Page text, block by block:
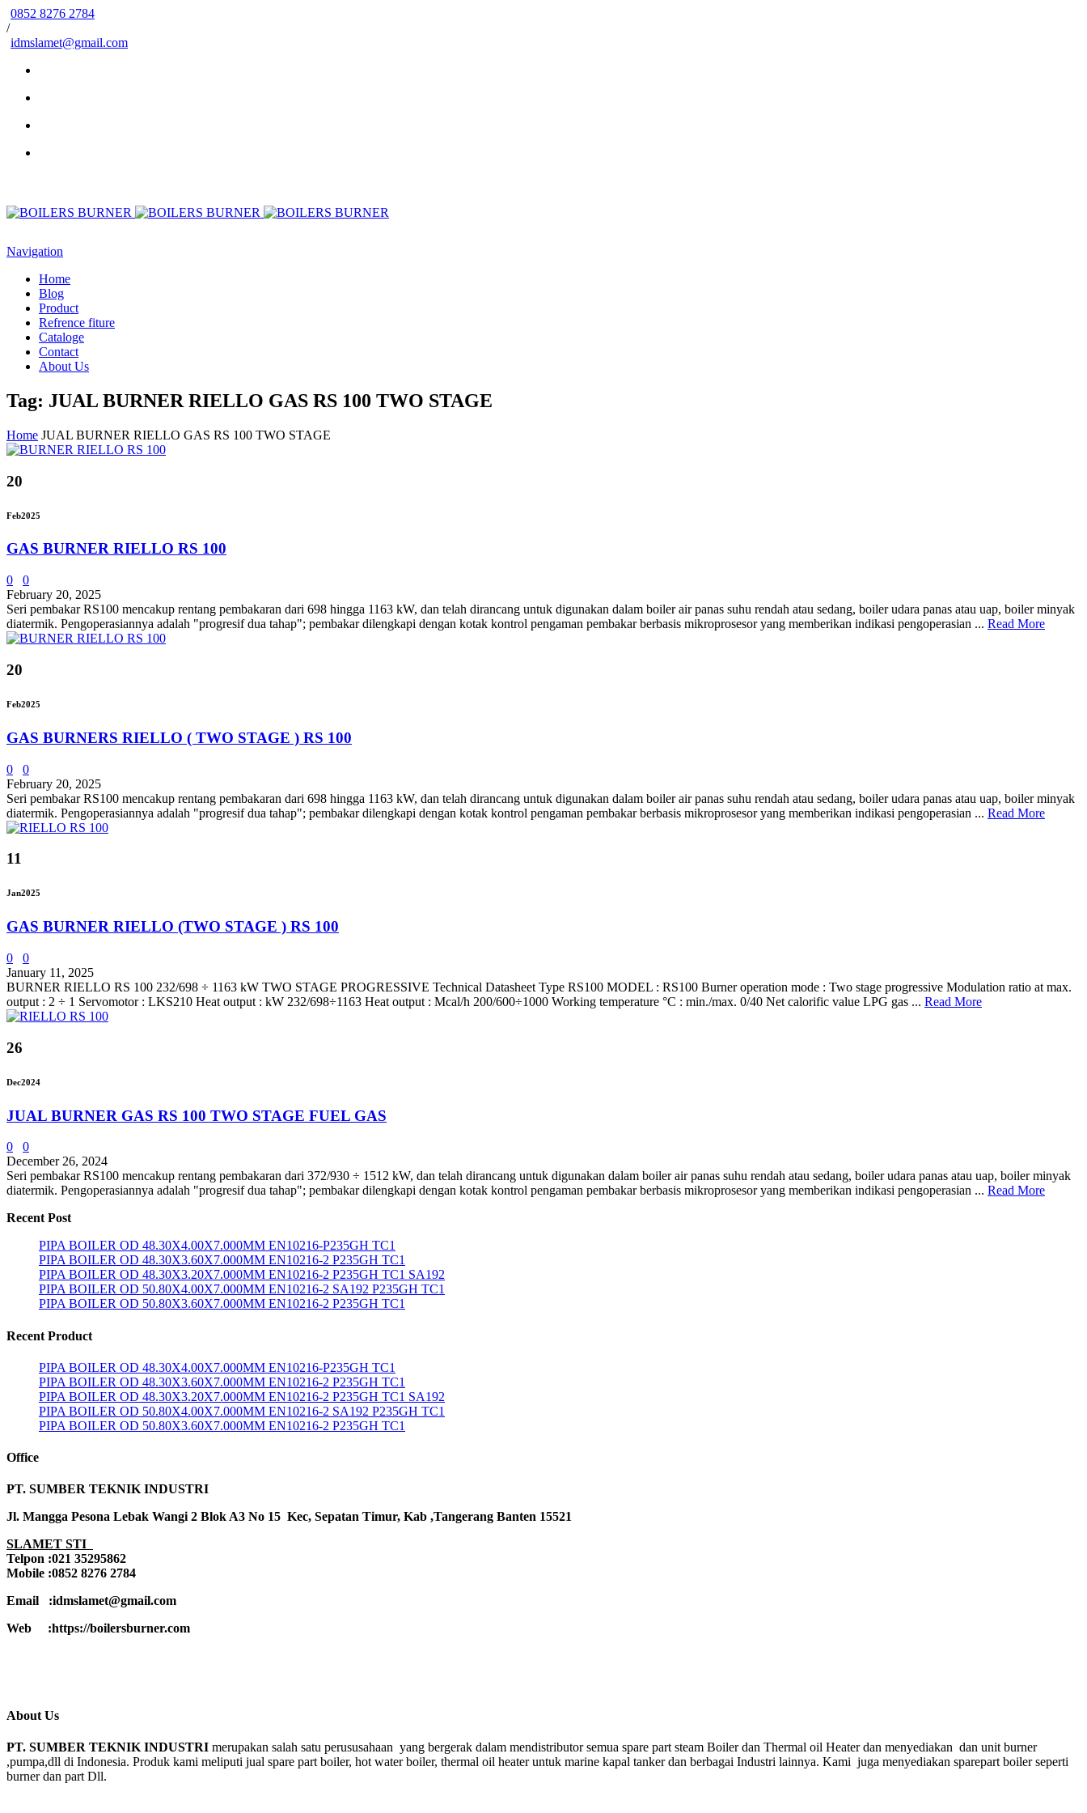
0852 8276 2784
/
idmslamet@gmail.com
Navigation
Home
Blog
Product
Refrence fiture
Cataloge
Contact
About Us
Tag: JUAL BURNER RIELLO GAS RS 100 TWO STAGE
Home JUAL BURNER RIELLO GAS RS 100 TWO STAGE
20
Feb2025
GAS BURNER RIELLO RS 100
0
0
February 20, 2025
Seri pembakar RS100 mencakup rentang pembakaran dari 698 hingga 1163 kW, dan telah dirancang untuk digunakan dalam boiler air panas suhu rendah atau sedang, boiler udara panas atau uap, boiler minyak
diatermik. Pengoperasiannya adalah "progresif dua tahap"; pembakar dilengkapi dengan kotak kontrol pengaman pembakar berbasis mikroprosesor yang memberikan indikasi pengoperasian ... Read More
20
Feb2025
GAS BURNERS RIELLO ( TWO STAGE ) RS 100
0
0
February 20, 2025
Seri pembakar RS100 mencakup rentang pembakaran dari 698 hingga 1163 kW, dan telah dirancang untuk digunakan dalam boiler air panas suhu rendah atau sedang, boiler udara panas atau uap, boiler minyak
diatermik. Pengoperasiannya adalah "progresif dua tahap"; pembakar dilengkapi dengan kotak kontrol pengaman pembakar berbasis mikroprosesor yang memberikan indikasi pengoperasian ... Read More
11
Jan2025
GAS BURNER RIELLO (TWO STAGE ) RS 100
0
0
January 11, 2025
BURNER RIELLO RS 100 232/698 ÷ 1163 kW TWO STAGE PROGRESSIVE Technical Datasheet Type RS100 MODEL : RS100 Burner operation mode : Two stage progressive Modulation ratio at max.
output : 2 ÷ 1 Servomotor : LKS210 Heat output : kW 232/698÷1163 Heat output : Mcal/h 200/600÷1000 Working temperature °C : min./max. 0/40 Net calorific value LPG gas ... Read More
26
Dec2024
JUAL BURNER GAS RS 100 TWO STAGE FUEL GAS
0
0
December 26, 2024
Seri pembakar RS100 mencakup rentang pembakaran dari 372/930 ÷ 1512 kW, dan telah dirancang untuk digunakan dalam boiler air panas suhu rendah atau sedang, boiler udara panas atau uap, boiler minyak
diatermik. Pengoperasiannya adalah "progresif dua tahap"; pembakar dilengkapi dengan kotak kontrol pengaman pembakar berbasis mikroprosesor yang memberikan indikasi pengoperasian ... Read More
Recent Post
PIPA BOILER OD 48.30X4.00X7.000MM EN10216-P235GH TC1
PIPA BOILER OD 48.30X3.60X7.000MM EN10216-2 P235GH TC1
PIPA BOILER OD 48.30X3.20X7.000MM EN10216-2 P235GH TC1 SA192
PIPA BOILER OD 50.80X4.00X7.000MM EN10216-2 SA192 P235GH TC1
PIPA BOILER OD 50.80X3.60X7.000MM EN10216-2 P235GH TC1
Recent Product
PIPA BOILER OD 48.30X4.00X7.000MM EN10216-P235GH TC1
PIPA BOILER OD 48.30X3.60X7.000MM EN10216-2 P235GH TC1
PIPA BOILER OD 48.30X3.20X7.000MM EN10216-2 P235GH TC1 SA192
PIPA BOILER OD 50.80X4.00X7.000MM EN10216-2 SA192 P235GH TC1
PIPA BOILER OD 50.80X3.60X7.000MM EN10216-2 P235GH TC1
Office
PT. SUMBER TEKNIK INDUSTRI
Jl. Mangga Pesona Lebak Wangi 2 Blok A3 No 15 Kec, Sepatan Timur, Kab ,Tangerang Banten 15521
SLAMET STI
Telpon :021 35295862
Mobile :0852 8276 2784
Email :idmslamet@gmail.com
Web :https://boilersburner.com
About Us
PT. SUMBER TEKNIK INDUSTRI merupakan salah satu perususahaan yang bergerak dalam mendistributor semua spare part steam Boiler dan Thermal oil Heater dan menyediakan dan unit burner
,pumpa,dll di Indonesia. Produk kami meliputi jual spare part boiler, hot water boiler, thermal oil heater untuk marine kapal tanker dan berbagai Industri lainnya. Kami juga menyediakan sparepart boiler seperti
burner dan part Dll.